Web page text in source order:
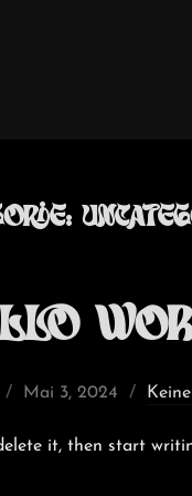
Veröffentlicht
Mai 3, 2024
it, then start